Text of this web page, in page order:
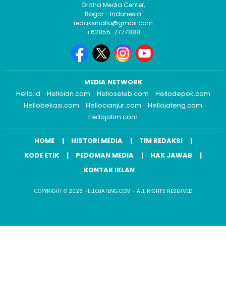
Graha Media Center,
Bogor - Indonesia
redaksihallo@gmail.com
+62855-7777888
MEDIA NETWORK
Hello.id
Helloidn.com Helloseleb.com
Hellodepok.com
Hellobekasi.com
Hellocianjur.com
Hellojateng.com
Hellojatim.com
HOME HISTORI MEDIA
TIM REDAKSI
KODE ETIK
PEDOMAN MEDIA
HAK JAWAB
KONTAK IKLAN
COPYRIGHT © 2026 HELLOJATENG.COM - ALL RIGHTS RESERVED